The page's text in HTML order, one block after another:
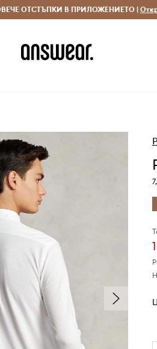
над 70 EUR Доставка 1-5 дни
ОТСТЪПКИ В ПРИЛОЖЕНИЕТО |